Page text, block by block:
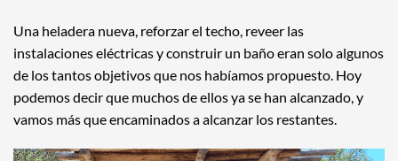
Una heladera nueva, reforzar el techo, reveer las
instalaciones eléctricas y construir un baño eran solo algunos
de los tantos objetivos que nos habíamos propuesto. Hoy
podemos decir que muchos de ellos ya se han alcanzado, y
vamos más que encaminados a alcanzar los restantes.